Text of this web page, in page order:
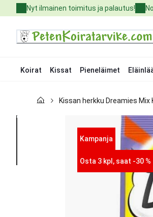
to
Nyt ilmainen toimitus ja palautus!
Koirat Kissat Pieneläimet
Kissat
Kissan herkku Dreamies Mix
Kampanja
Osta 3 kpl, saat -30 %